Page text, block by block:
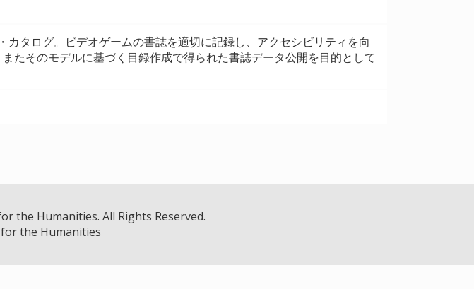
カタログ。ビデオゲームの書誌を適切に記録し、アクセシビリティを向
たそのモデルに基づく目録作成で得られた書誌データ公開を目的として
the Humanities. All Rights Reserved.
the Humanities